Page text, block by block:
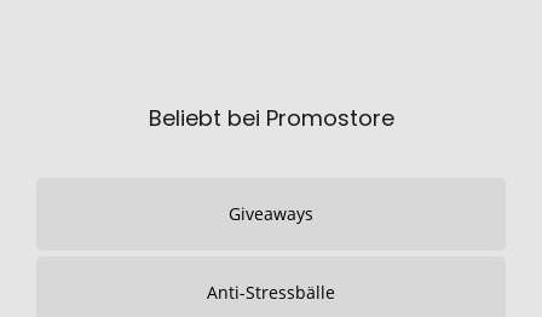
Beliebt bei Promostore
Giveaways
Anti-Stressbälle